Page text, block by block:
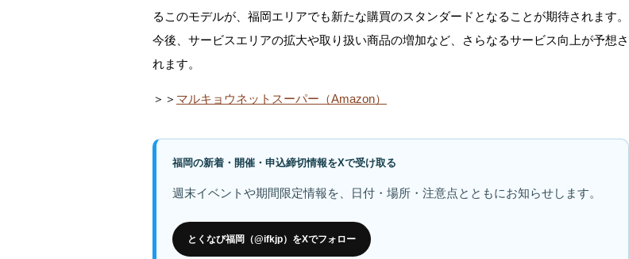
るこのモデルが、福岡エリアでも新たな購買のスタンダードとなることが期待されます。
今後、サービスエリアの拡大や取り扱い商品の増加など、さらなるサービス向上が予想さ
れます。
＞＞ マルキョウネットスーパー（Amazon）
福岡の新着・開催・申込締切情報をXで受け取る
週末イベントや期間限定情報を、日付・場所・注意点とともにお知らせします。
とくなび福岡（@ifkjp）をXでフォロー